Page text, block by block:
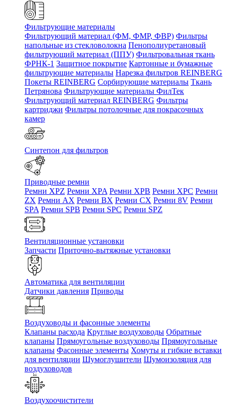
Фильтрующие материалы
Фильтрующий материал (ФМ, ФМР, ФВР) Фильтры
напольные из стекловолокна Пенополиуретановый
фильтрующий материал (ППУ) Фильтровальная ткань
ФРНК-1 Защитное покрытие Картонные и бумажные
фильтрующие материалы Нарезка фильтров REINBERG
Покеты REINBERG Сорбирующие материалы Ткань
Петрянова Фильтрующие материалы ФилТек
Фильтрующий материал REINBERG Фильтры
картриджи Фильтры потолочные для покрасочных
камер
Синтепон для фильтров
Приводные ремни
Ремни XPZ Ремни XPA Ремни XPB Ремни XPC Ремни
ZX Ремни AX Ремни BX Ремни CX Ремни 8V Ремни
SPA Ремни SPB Ремни SPC Ремни SPZ
Вентиляционные установки
Запчасти Приточно-вытяжные установки
Автоматика для вентиляции
Датчики давления Приводы
Воздуховоды и фасонные элементы
Клапаны расхода Круглые воздуховоды Обратные
клапаны Прямоугольные воздуховоды Прямоугольные
клапаны Фасонные элементы Хомуты и гибкие вставки
для вентиляции Шумоглушители Шумоизоляция для
воздуховодов
Воздухоочистители